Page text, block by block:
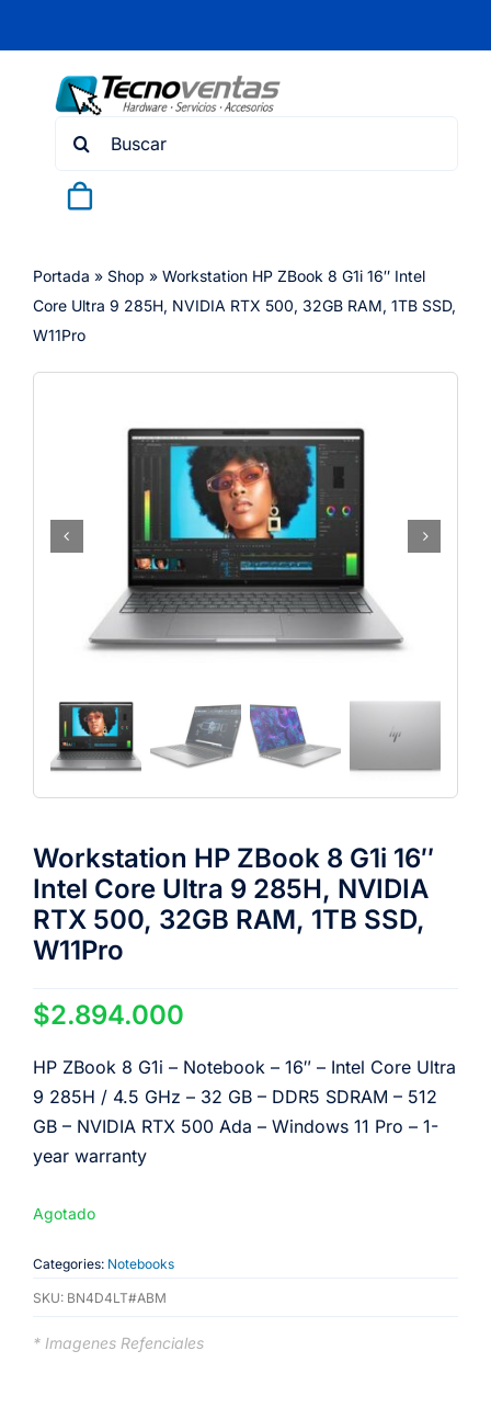
content
Search
Portada » Shop » Workstation HP ZBook 8 G1i 16″ Intel
Core Ultra 9 285H, NVIDIA RTX 500, 32GB RAM, 1TB SSD,
W11Pro
Workstation HP ZBook 8 G1i 16″
Intel Core Ultra 9 285H, NVIDIA
RTX 500, 32GB RAM, 1TB SSD,
W11Pro
$2.894.000
HP ZBook 8 G1i – Notebook – 16″ – Intel Core Ultra
9 285H / 4.5 GHz – 32 GB – DDR5 SDRAM – 512
GB – NVIDIA RTX 500 Ada – Windows 11 Pro – 1-
year warranty
Agotado
Categories: Notebooks
SKU: BN4D4LT#ABM
* Imagenes Refenciales